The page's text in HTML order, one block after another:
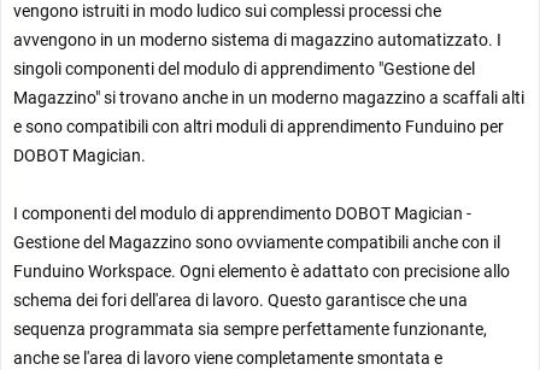
vengono istruiti in modo ludico sui complessi processi che
avvengono in un moderno sistema di magazzino automatizzato. I
singoli componenti del modulo di apprendimento "Gestione del
Magazzino" si trovano anche in un moderno magazzino a scaffali alti
esono compatibili con altri moduli di apprendimento Funduino per
DOBOT Magician.
I componenti del modulo di apprendimento DOBOT Magician -
Gestione del Magazzino sono ovviamente compatibili anche con il
Funduino Workspace. Ogni elemento è adattato con precisione allo
schema dei fori dell'area di lavoro. Questo garantisce che una
sequenza programmata sia sempre perfettamente funzionante,
anche se l'area di lavoro viene completamente smontata e